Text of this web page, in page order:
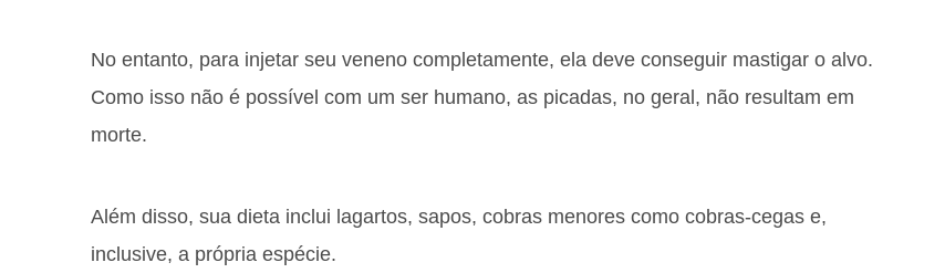
No entanto, para injetar seu veneno completamente, ela deve conseguir mastigar o alvo.
Como isso não é possível com um ser humano, as picadas, no geral, não resultam em
morte.
Além disso, sua dieta inclui lagartos, sapos, cobras menores como cobras-cegas e,
inclusive, a própria espécie.